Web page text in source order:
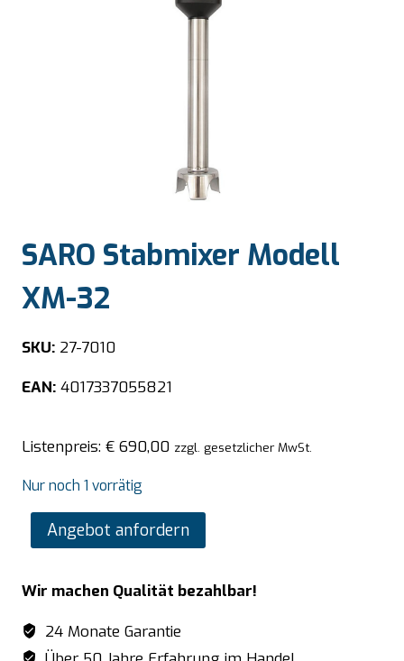
SARO Stabmixer Modell
XM-32
SKU: 27-7010
EAN: 4017337055821
Listenpreis: € 690,00 zzgl. gesetzlicher MwSt.
Nur noch 1 vorrätig
SARO
Stabmixer
XM-
32
Menge
Angebot anfordern
Wir machen Qualität bezahlbar!
24 Monate Garantie